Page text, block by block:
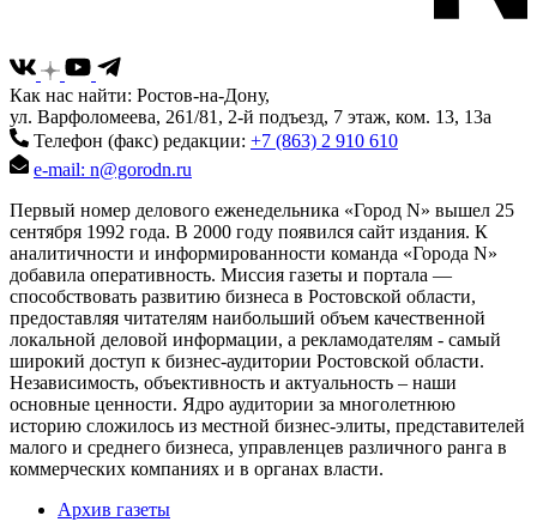
Как нас найти: Ростов-на-Дону,
ул. Варфоломеева, 261/81, 2-й подъезд, 7 этаж, ком. 13, 13а
Телефон (факс) редакции: +7 (863) 2 910 610
e-mail: n@gorodn.ru
Первый номер делового еженедельника «Город N» вышел 25
сентября 1992 года. В 2000 году появился сайт издания. К
аналитичности и информированности команда «Города N»
добавила оперативность. Миссия газеты и портала —
способствовать развитию бизнеса в Ростовской области,
предоставляя читателям наибольший объем качественной
локальной деловой информации, а рекламодателям - самый
широкий доступ к бизнес-аудитории Ростовской области.
Независимость, объективность и актуальность – наши
основные ценности. Ядро аудитории за многолетнюю
историю сложилось из местной бизнес-элиты, представителей
малого и среднего бизнеса, управленцев различного ранга в
коммерческих компаниях и в органах власти.
Архив газеты